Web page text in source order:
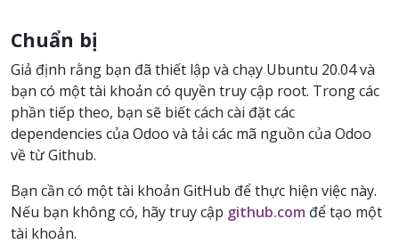
Chuẩn bị
Giả định rằng bạn đã thiết lập và chạy Ubuntu 20.04 và
bạn có một tài khoản có quyền truy cập root. Trong các
phần tiếp theo, bạn sẽ biết cách cài đặt các
dependencies của Odoo và tải các mã nguồn của Odoo
về từ Github.
Bạn cần có một tài khoản GitHub để thực hiện việc này.
Nếu bạn không có, hãy truy cập github.com để tạo một
tài khoản.